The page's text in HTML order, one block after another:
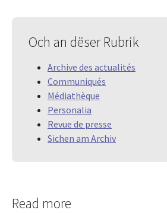
Och an dëser Rubrik
Archive des actualités
Communiqués
Médiathèque
Personalia
Revue de presse
Sichen am Archiv
Read more